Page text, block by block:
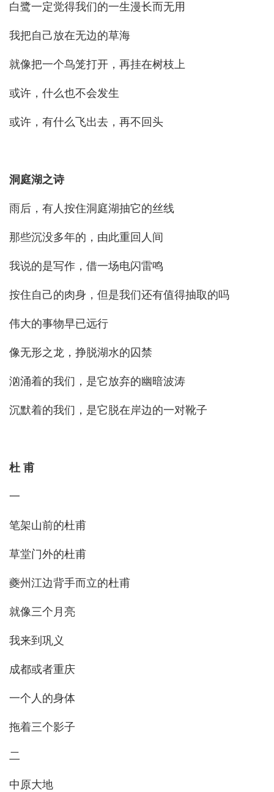
白鹭一定觉得我们的一生漫长而无用
我把自己放在无边的草海
就像把一个鸟笼打开，再挂在树枝上
或许，什么也不会发生
或许，有什么飞出去，再不回头
洞庭湖之诗
雨后，有人按住洞庭湖抽它的丝线
那些沉没多年的，由此重回人间
我说的是写作，借一场电闪雷鸣
按住自己的肉身，但是我们还有值得抽取的吗
伟大的事物早已远行
像无形之龙，挣脱湖水的囚禁
汹涌着的我们，是它放弃的幽暗波涛
沉默着的我们，是它脱在岸边的一对靴子
杜 甫
一
笔架山前的杜甫
草堂门外的杜甫
夔州江边背手而立的杜甫
就像三个月亮
我来到巩义
成都或者重庆
一个人的身体
拖着三个影子
二
中原大地